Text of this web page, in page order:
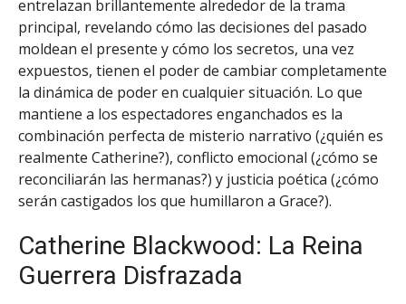
entrelazan brillantemente alrededor de la trama
principal, revelando cómo las decisiones del pasado
moldean el presente y cómo los secretos, una vez
expuestos, tienen el poder de cambiar completamente
la dinámica de poder en cualquier situación. Lo que
mantiene a los espectadores enganchados es la
combinación perfecta de misterio narrativo (¿quién es
realmente Catherine?), conflicto emocional (¿cómo se
reconciliarán las hermanas?) y justicia poética (¿cómo
serán castigados los que humillaron a Grace?).
Catherine Blackwood: La Reina
Guerrera Disfrazada